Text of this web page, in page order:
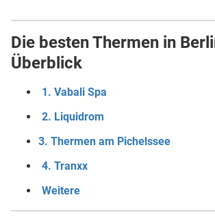
Die besten Thermen in
Überblick
1. Vabali Spa
2. Liquidrom
3. Thermen am Pichelssee
4. Tranxx
Weitere